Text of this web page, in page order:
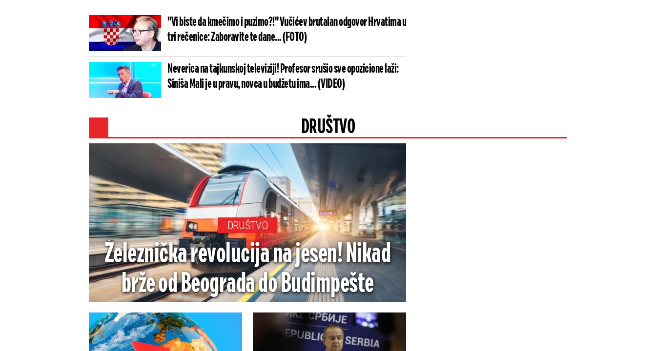
"Vi biste da kmečimo i puzimo?!" Vučićev brutalan odgovor Hrvatima u
tri rečenice: Zaboravite te dane... (FOTO)
Neverica na tajkunskoj televiziji! Profesor srušio sve opozicione laži:
Siniša Mali je u pravu, novca u budžetu ima... (VIDEO)
DRUŠTVO
DRUŠTVO
Železnička revolucija na jesen! Nikad
brže od Beograda do Budimpešte